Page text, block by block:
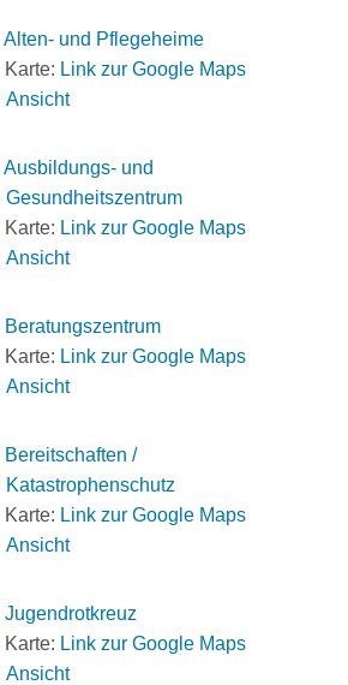
Alten- und Pflegeheime
Karte: Link zur Google Maps
Ansicht
Ausbildungs- und
Gesundheitszentrum
Karte: Link zur Google Maps
Ansicht
Beratungszentrum
Karte: Link zur Google Maps
Ansicht
Bereitschaften /
Katastrophenschutz
Karte: Link zur Google Maps
Ansicht
Jugendrotkreuz
Karte: Link zur Google Maps
Ansicht